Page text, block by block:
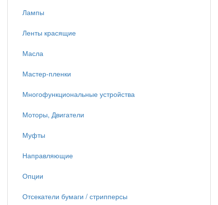
Лампы
Ленты красящие
Масла
Мастер-пленки
Многофункциональные устройства
Моторы, Двигатели
Муфты
Направляющие
Опции
Отсекатели бумаги / стрипперсы